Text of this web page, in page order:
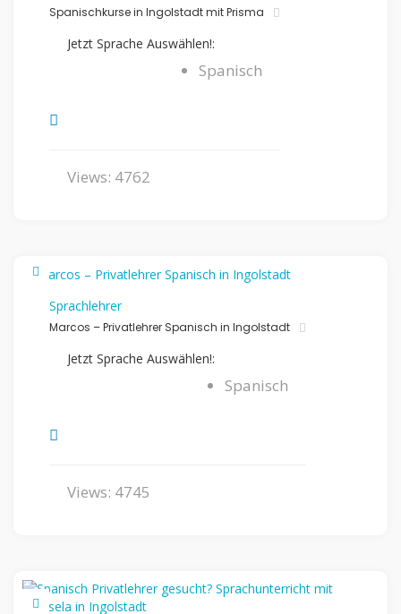
Spanischkurse in Ingolstadt mit Prisma
Jetzt Sprache Auswählen!:
Spanisch
Views: 4762
Sprachlehrer
Marcos – Privatlehrer Spanisch in Ingolstadt
Jetzt Sprache Auswählen!:
Spanisch
Views: 4745